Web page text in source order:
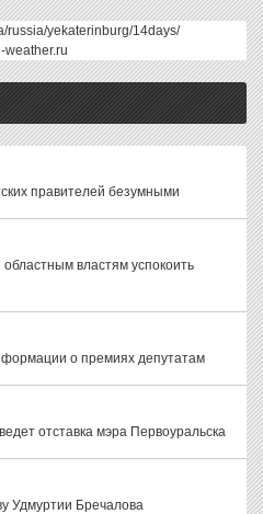
russia/yekaterinburg/14days/
weather.ru
правителей безумными
властям успокоить
о премиях депутатам
отставка мэра Первоуральска
Удмуртии Бречалова